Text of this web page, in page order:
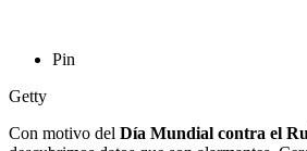
Pin
Getty
Con motivo del Día Mundial contra el